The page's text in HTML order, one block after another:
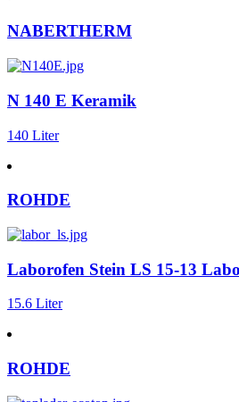
NABERTHERM
N 140 E Keramik
140 Liter
ROHDE
Laborofen Stein LS 15-13
15.6 Liter
ROHDE